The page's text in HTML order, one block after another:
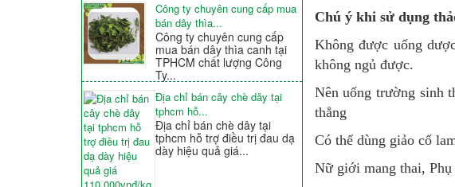
Công ty chuyên cung cấp mua
bán dây thìa...
Công ty chuyên cung cấp
mua bán dây thìa canh tại
TPHCM chất lượng Công
Ty...
Địa chỉ bán cây chè dây tại
tphcm hỗ...
Địa chỉ bán chè dây tại
tphcm hỗ trợ điều trị đau dạ
dày hiệu quả giá...
Chú ý khi sử dụng
Không được uống
không ngủ được.
Nên uống trường sinh
thẳng
Có thể dùng giảo cổ
Nữ giới mang thai,